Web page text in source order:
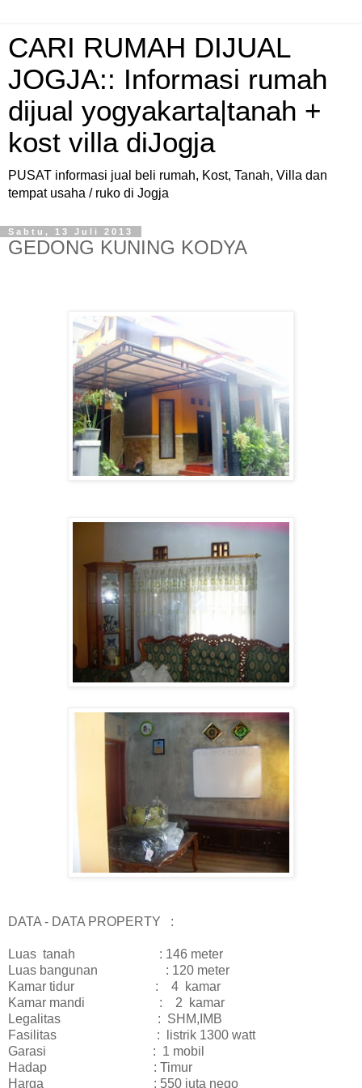
CARI RUMAH DIJUAL
JOGJA:: Informasi rumah
dijual yogyakarta|tanah +
kost villa diJogja
PUSAT informasi jual beli rumah, Kost, Tanah, Villa dan
tempat usaha / ruko di Jogja
Sabtu, 13 Juli 2013
GEDONG KUNING KODYA
DATA - DATA PROPERTY :
Luas tanah : 146 meter
Luas bangunan : 120 meter
Kamar tidur : 4 kamar
Kamar mandi : 2 kamar
Legalitas : SHM,IMB
Fasilitas : listrik 1300 watt
Garasi : 1 mobil
Hadap : Timur
Harga : 550 juta nego